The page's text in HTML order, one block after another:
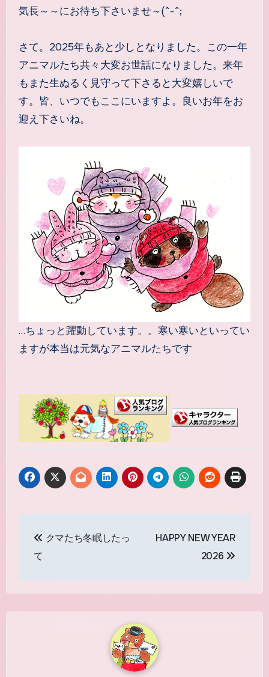
気長～～にお待ち下さいませ～(^-^;
さて。2025年もあと少しとなりました。この一年
アニマルたち共々大変お世話になりました。来年
もまた生ぬるく見守って下さると大変嬉しいで
す。皆、いつでもここにいますよ。良いお年をお
迎え下さいね。
…ちょっと躍動しています。。寒い寒いといってい
ますが本当は元気なアニマルたちです
稿
ビ
クマたち冬眠したっ
て
HAPPY NEW YEAR
2026